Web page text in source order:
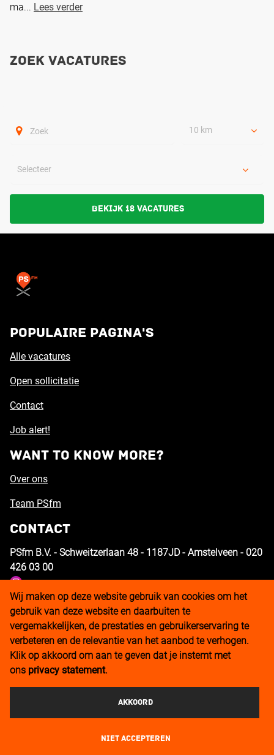
ma... Lees verder
Zoek vacatures
10 km
Bekijk 18 vacatures
Populaire pagina's
Alle vacatures
Open sollicitatie
Contact
Job alert!
Want to know more?
Over ons
Team PSfm
Contact
PSfm B.V. - Schweitzerlaan 48 - 1187JD - Amstelveen - 020
426 03 00
Wij maken op deze website gebruik van cookies om het
gebruik van deze website en daarbuiten te
vergemakkelijken, de prestaties en gebruikerservaring te
verbeteren en de relevantie van het aanbod te verhogen.
Klik op akkoord om aan te geven dat je instemt met
ons privacy statement.
Akkoord
NIET ACCEPTEREN